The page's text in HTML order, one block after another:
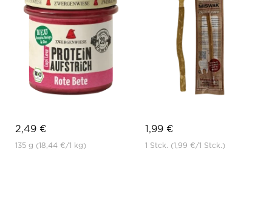
2,49 €
135 g (18,44 €/1 kg)
1,99 €
1 Stck. (1,99 €/1 Stck.)